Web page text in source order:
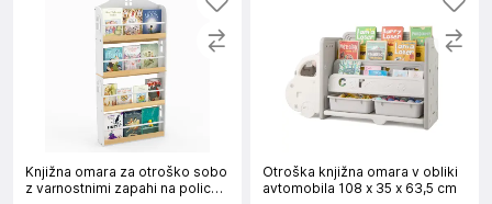
Knjižna omara za otroško sobo
z varnostnimi zapahi na policah
Otroška knjižna omara v obliki
avtomobila 108 x 35 x 63,5 cm